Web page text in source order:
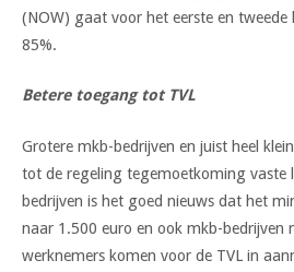
(NOW) gaat voor het eerste en
85%.
Betere toegang tot TVL
Grotere mkb-bedrijven en juist heel
tot de regeling tegemoetkoming vaste
bedrijven is het goed nieuws dat het
naar 1.500 euro en ook mkb-bedrijven
werknemers komen voor de TVL in